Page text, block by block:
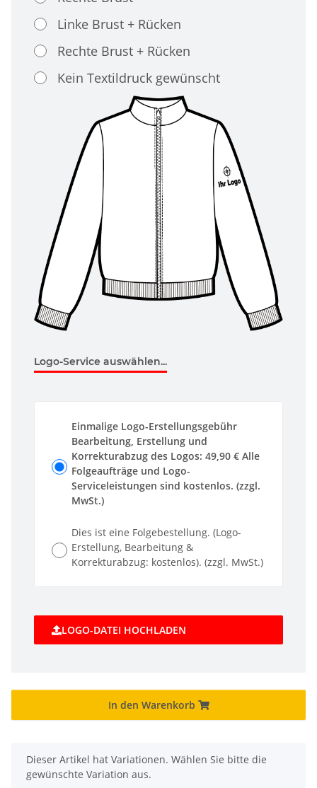
Linke Brust + Rücken
Rechte Brust + Rücken
Kein Textildruck gewünscht
Logo-Service auswählen...
Einmalige Logo-Erstellungsgebühr
Bearbeitung, Erstellung und
Korrekturabzug des Logos: 49,90 € Alle
Folgeaufträge und Logo-
Serviceleistungen sind kostenlos. (zzgl.
MwSt.)
Dies ist eine Folgebestellung. (Logo-
Erstellung, Bearbeitung &
Korrekturabzug: kostenlos). (zzgl. MwSt.)
LOGO-DATEI HOCHLADEN
In den Warenkorb
x
Dieser Artikel hat Variationen. Wählen Sie bitte die
gewünschte Variation aus.